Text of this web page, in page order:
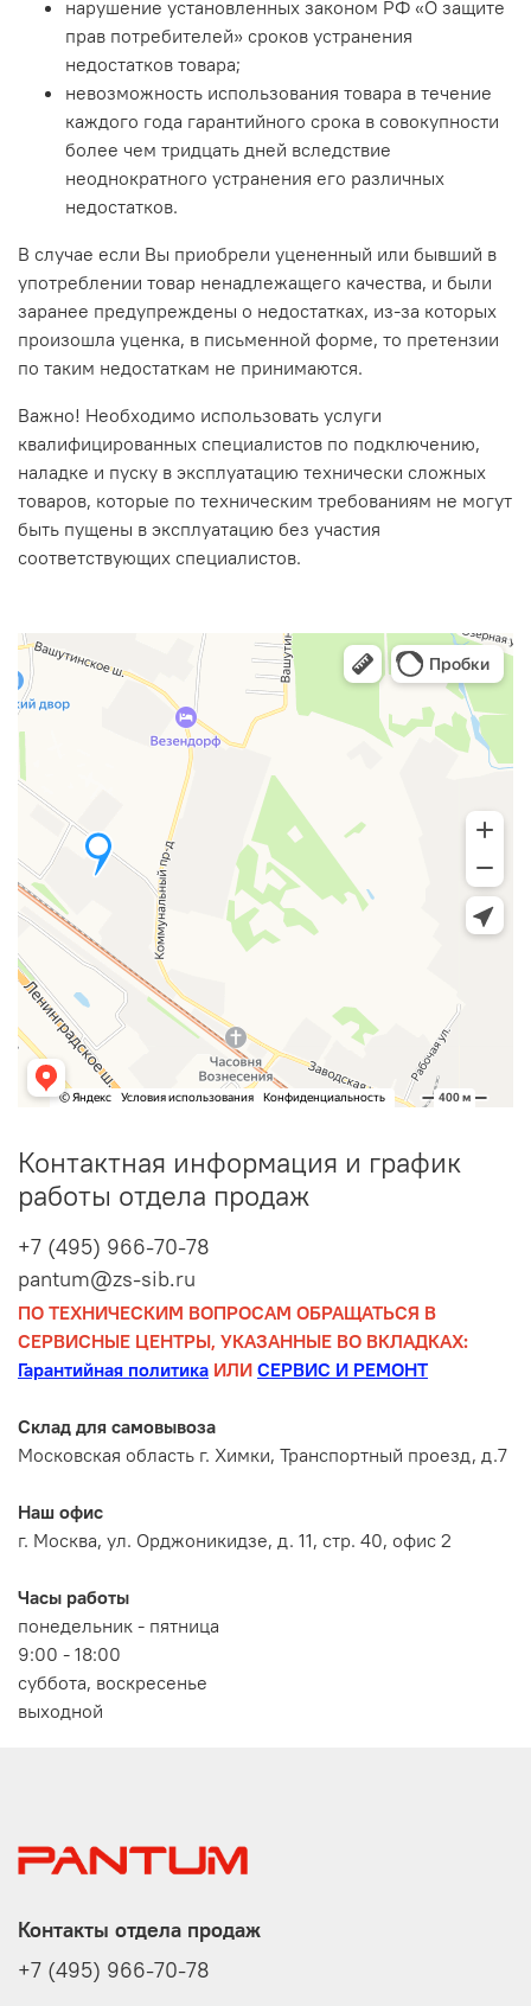
нарушение установленных законом РФ «О защите
прав потребителей» сроков устранения
недостатков товара;
невозможность использования товара в течение
каждого года гарантийного срока в совокупности
более чем тридцать дней вследствие
неоднократного устранения его различных
недостатков.
В случае если Вы приобрели уцененный или бывший в
употреблении товар ненадлежащего качества, и были
заранее предупреждены о недостатках, из-за которых
произошла уценка, в письменной форме, то претензии
по таким недостаткам не принимаются.
Важно! Необходимо использовать услуги
квалифицированных специалистов по подключению,
наладке и пуску в эксплуатацию технически сложных
товаров, которые по техническим требованиям не могут
быть пущены в эксплуатацию без участия
соответствующих специалистов.
Контактная информация и график
работы отдела продаж
+7 (495) 966-70-78
pantum@zs-sib.ru
ПО ТЕХНИЧЕСКИМ ВОПРОСАМ ОБРАЩАТЬСЯ В
СЕРВИСНЫЕ ЦЕНТРЫ, УКАЗАННЫЕ ВО ВКЛАДКАХ:
Гарантийная политика ИЛИ СЕРВИС И РЕМОНТ
Склад для самовывоза
Московская область г. Химки, Транспортный проезд, д.7
Наш офис
г. Москва, ул. Орджоникидзе, д. 11, стр. 40, офис 2
Часы работы
понедельник - пятница
9:00 - 18:00
суббота, воскресенье
выходной
Контакты отдела продаж
+7 (495) 966-70-78